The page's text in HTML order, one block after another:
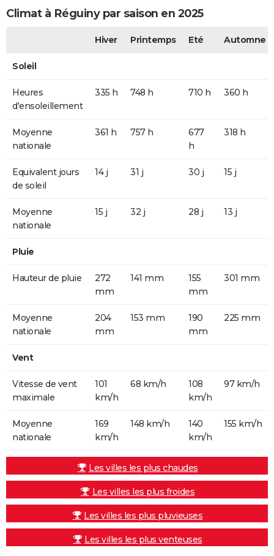
Climat à Réguiny par saison en 2025
Hiver Printemps Eté Automne
Soleil
Heures
d'ensoleillement
335 h 748 h 710 h 360 h
Moyenne
nationale
361 h 757 h
677
h
318 h
Equivalent jours
de soleil
14 j 31 j 30 j 15 j
Moyenne
nationale
15 j 32 j 28 j 13 j
Pluie
Hauteur de pluie
272
mm
141 mm
155
mm
301 mm
Moyenne
nationale
204
mm
153 mm
190
mm
225 mm
Vent
Vitesse de vent
maximale
101
km/h
68 km/h
108
km/h
97 km/h
Moyenne
nationale
169
km/h
148 km/h
140
km/h
155 km/h
Les villes les plus chaudes
Les villes les plus froides
Les villes les plus pluvieuses
Les villes les plus venteuses